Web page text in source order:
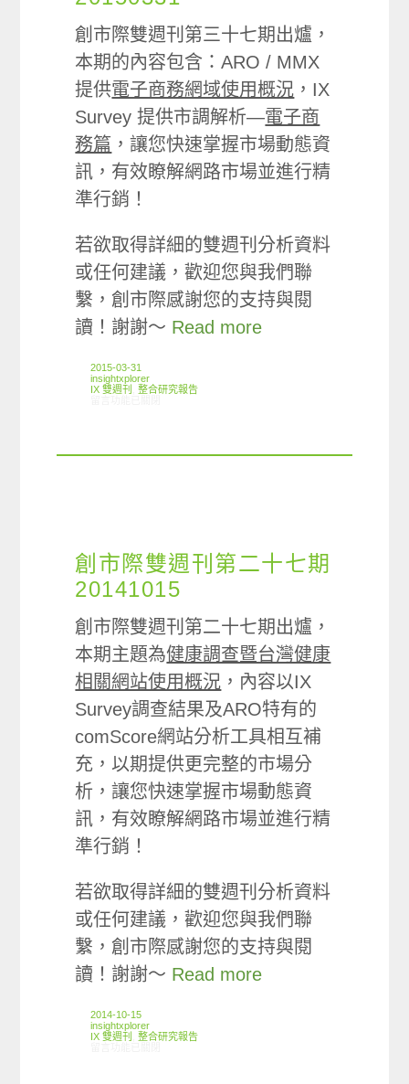
創市際雙週刊第三十七期出爐，
本期的內容包含：ARO / MMX
提供電子商務網域使用概況 ，IX
Survey 提供市調解析—電子商
務篇 ，讓您快速掌握市場動態資
訊，有效瞭解網路市場並進行精
準行銷！
若欲取得詳細的雙週刊分析資料
或任何建議，歡迎您與我們聯
繫，創市際感謝您的支持與閱
讀！謝謝～ Read more
2015-03-31
insightxplorer
IX 雙週刊
,整合研究報告
創市際雙週刊第二十七期
20141015
創市際雙週刊第二十七期出爐，
本期主題為健康調查暨台灣健康
相關網站使用概況 ，內容以IX
Survey調查結果及ARO特有的
comScore網站分析工具相互補
充，以期提供更完整的市場分
析，讓您快速掌握市場動態資
訊，有效瞭解網路市場並進行精
準行銷！
若欲取得詳細的雙週刊分析資料
或任何建議，歡迎您與我們聯
繫，創市際感謝您的支持與閱
讀！謝謝～ Read more
2014-10-15
insightxplorer
IX 雙週刊
,整合研究報告